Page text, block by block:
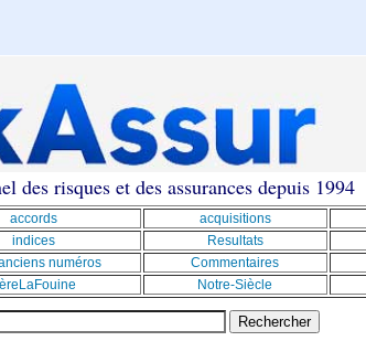
des risques et des assurances depuis 1994
accords acquisitions
indices Resultats
numéros Commentaires
Notre-Siècle